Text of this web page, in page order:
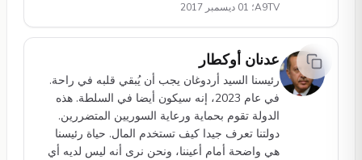
A9TV؛ 01 ديسمبر 2017
عدنان أوكطار
رئيسنا السيد أردوغان يجب أن يُبقي قلبه في راحة.
في عام 2023، إنه سيكون أيضا في السلطة. هذه
الدولة تقوم بحماية ورعاية السوريين المتضررين.
دولتنا تعرف جيدا كيف تستخدم المال. حياة رئيسنا
هي واضحة أمام أعيننا، ونحن نرى أنه ليس لديه أي